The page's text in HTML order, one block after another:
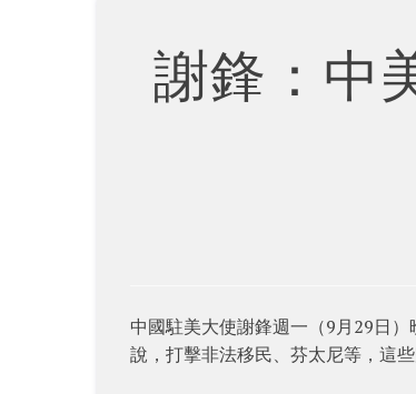
謝鋒：中
中國駐美大使謝鋒週一（9月29日
說，打擊非法移民、芬太尼等，這